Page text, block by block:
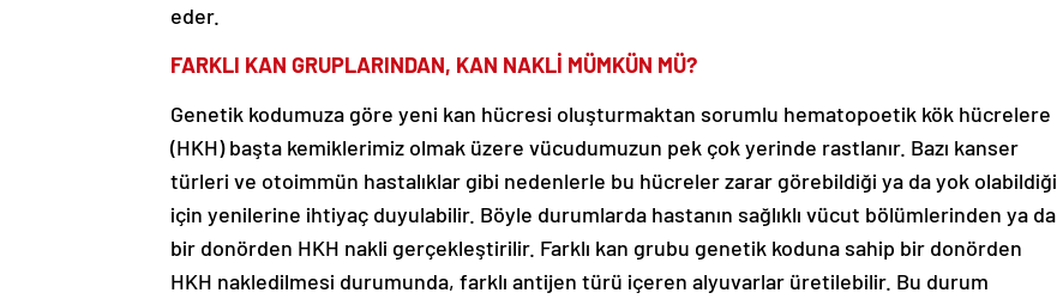
eder.
FARKLI KAN GRUPLARINDAN, KAN NAKLİ MÜMKÜN MÜ?
Genetik kodumuza göre yeni kan hücresi oluşturmaktan sorumlu hematopoetik kök hücrelere
(HKH) başta kemiklerimiz olmak üzere vücudumuzun pek çok yerinde rastlanır. Bazı kanser
türleri ve otoimmün hastalıklar gibi nedenlerle bu hücreler zarar görebildiği ya da yok olabildiği
için yenilerine ihtiyaç duyulabilir. Böyle durumlarda hastanın sağlıklı vücut bölümlerinden ya da
bir donörden HKH nakli gerçekleştirilir. Farklı kan grubu genetik koduna sahip bir donörden
HKH nakledilmesi durumunda, farklı antijen türü içeren alyuvarlar üretilebilir. Bu durum